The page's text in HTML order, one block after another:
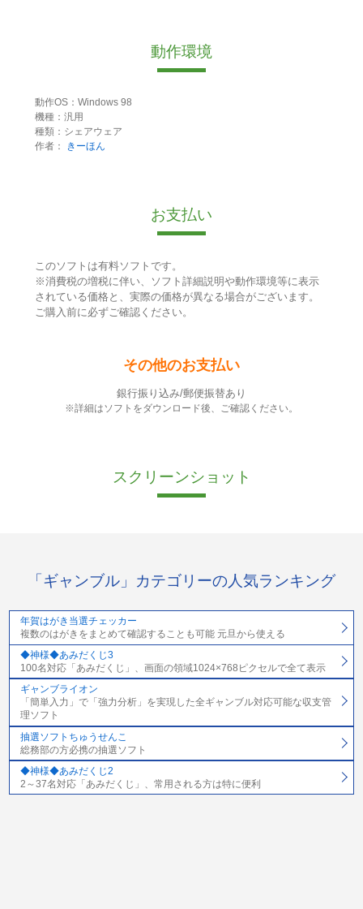
動作環境
動作OS：Windows 98
機種：汎用
種類：シェアウェア
作者：
きーほん
お支払い
このソフトは有料ソフトです。
※消費税の増税に伴い、ソフト詳細説明や動作環境等に表示
されている価格と、実際の価格が異なる場合がございます。
ご購入前に必ずご確認ください。
その他のお支払い
銀行振り込み/郵便振替あり
※詳細はソフトをダウンロード後、ご確認ください。
スクリーンショット
「ギャンブル」カテゴリーの人気ランキング
年賀はがき当選チェッカー
複数のはがきをまとめて確認することも可能 元旦から使える
◆神様◆あみだくじ3
100名対応「あみだくじ」、画面の領域1024×768ピクセルで全て表示
ギャンブライオン
「簡単入力」で「強力分析」を実現した全ギャンブル対応可能な収支管
理ソフト
抽選ソフトちゅうせんこ
総務部の方必携の抽選ソフト
◆神様◆あみだくじ2
2～37名対応「あみだくじ」、常用される方は特に便利